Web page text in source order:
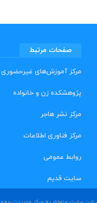
صفحات مرتبط
مرکز آموزش‌های غیرحضوری
پژوهشکده زن و خانواده
مرکز نشر هاجر
مرکز فناوری اطلاعات
روابط عمومی
سایت قدیم